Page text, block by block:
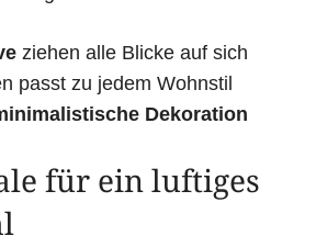
ziehen alle Blicke auf sich
passt zu jedem Wohnstil
Dekoration
für ein luftiges